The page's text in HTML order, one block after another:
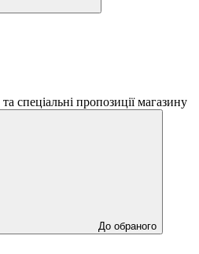
спеціальні пропозиціїмагазину
До обраного